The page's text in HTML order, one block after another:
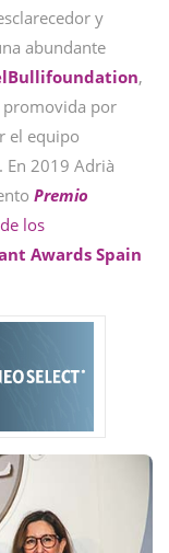
y
abundante
,
por
el equipo
2019 Adrià
Premio
de los
Awards Spain